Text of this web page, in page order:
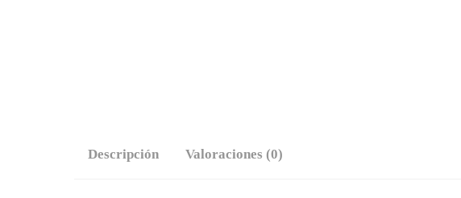
Descripción Valoraciones (0)